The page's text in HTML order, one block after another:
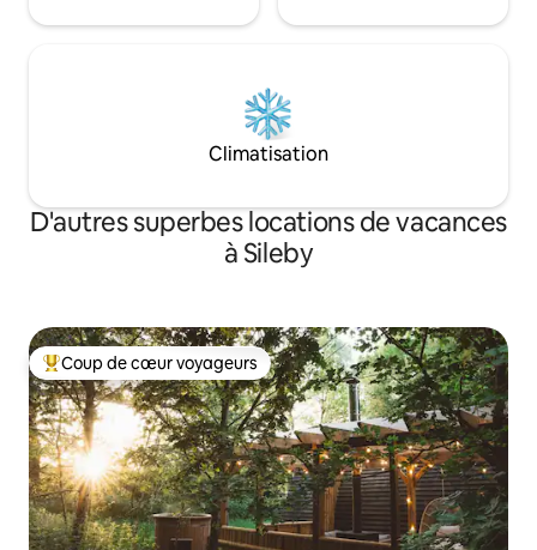
Climatisation
D'autres superbes locations de vacances
à Sileby
Coup de cœur voyageurs parmi les plus aimés
Coup de cœur voyageurs